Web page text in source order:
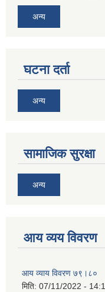
अन्य
घटना दर्ता
अन्य
सामाजिक सुरक्षा
अन्य
आय व्यय विवरण
आय व्याय विवरण ७९।८०
मिति: 07/11/2022 -